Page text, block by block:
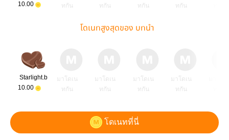
10.00
ทกัน
ทกัน
ทกัน
ทกัน
โดเนทสูงสุดของ บทนำ
Starlight.b
10.00
มาโดเน
ทกัน
มาโดเน
ทกัน
มาโดเน
ทกัน
มาโดเน
ทกัน
โดเนทที่นี่